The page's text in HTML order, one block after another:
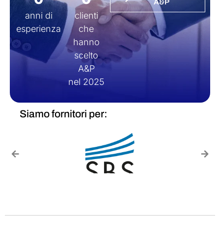
anni di
esperienza
clienti
che
hanno
scelto
A&P
nel 2025
A&P
Siamo fornitori per: